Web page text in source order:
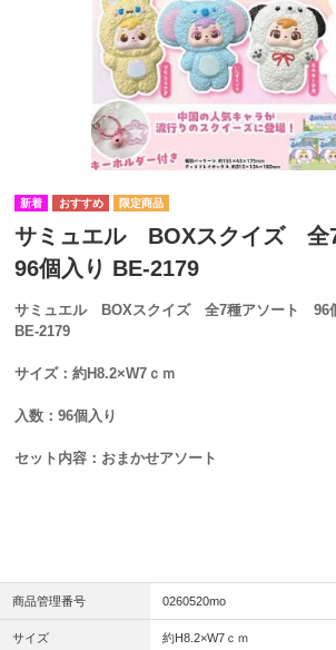
サミュエル BOXスクイズ 全
96個入り BE-2179
サミュエル BOXスクイズ 全7種アソート 96
BE-2179
サイズ：約H8.2×W7ｃｍ
入数：96個入り
セット内容：おまかせアソート
商品管理番号 0260520mo
サイズ 約H8.2×W7ｃｍ